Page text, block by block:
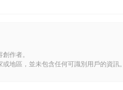
作者。
地區，並未包含任何可識別用戶的資訊。